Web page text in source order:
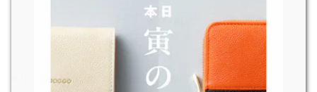
おすすめ記事
8月の営業日および超特急便停止期間のお知らせ